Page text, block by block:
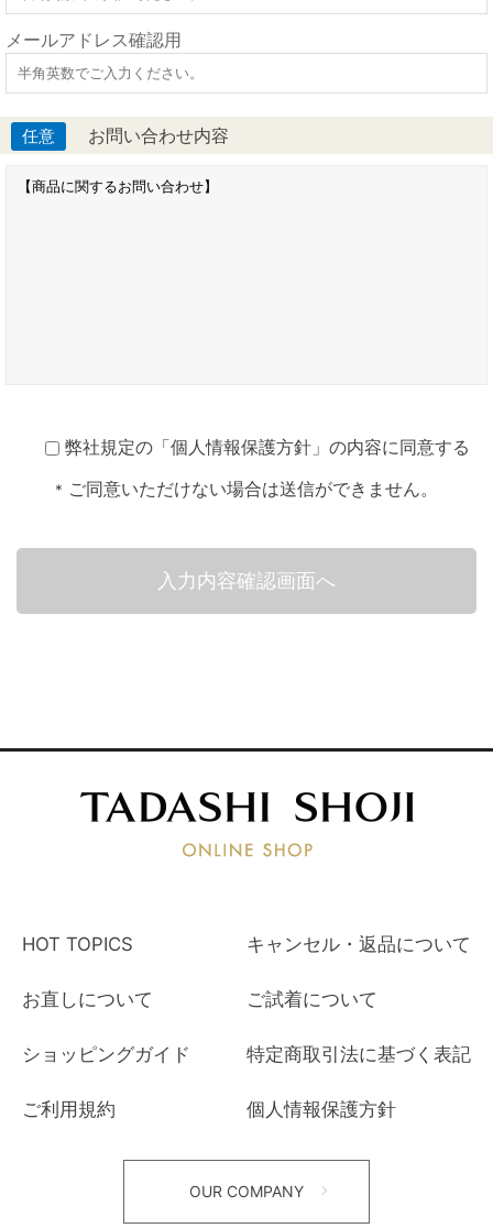
メールアドレス確認用
任意 お問い合わせ内容
弊社規定の「個人情報保護方針 」の内容に同意する
* ご同意いただけない場合は送信ができません。
HOT TOPICS キャンセル・返品について
お直しについて ご試着について
ショッピングガイド 特定商取引法に基づく表記
ご利用規約 個人情報保護方針
OUR COMPANY